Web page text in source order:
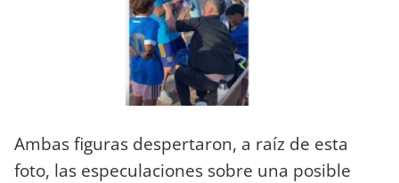
Ambas figuras despertaron, a raíz de esta
foto, las especulaciones sobre una posible